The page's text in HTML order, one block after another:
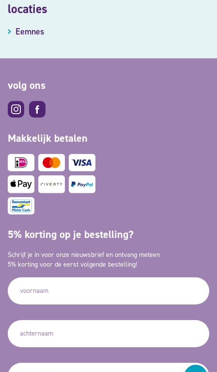
locaties
Eemnes
volg ons
Makkelijk betalen
5% korting op je bestelling?
Schrijf je in voor onze nieuwsbrief en ontvang meteen
5% korting voor de eerst volgende bestelling!